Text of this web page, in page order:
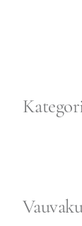
GALLERIA
IN